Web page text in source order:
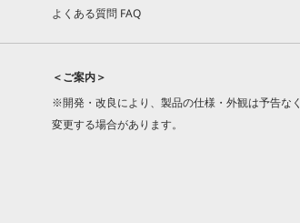
よくある質問 FAQ
＜ご案内＞
※開発・改良により、製品の仕様・外観は予告なく
変更する場合があります。